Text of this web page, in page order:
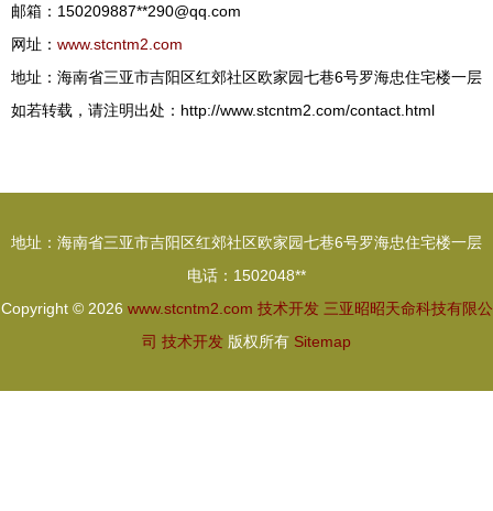
邮箱：150209887**290@qq.com
网址： www.stcntm2.com
地址：海南省三亚市吉阳区红郊社区欧家园七巷6号罗海忠住宅楼一层
如若转载，请注明出处：http://www.stcntm2.com/contact.html
地址：海南省三亚市吉阳区红郊社区欧家园七巷6号罗海忠住宅楼一层
电话：1502048**
Copyright © 2026 www.stcntm2.com 技术开发 三亚昭昭天命科技有限公
司 技术开发 版权所有 Sitemap